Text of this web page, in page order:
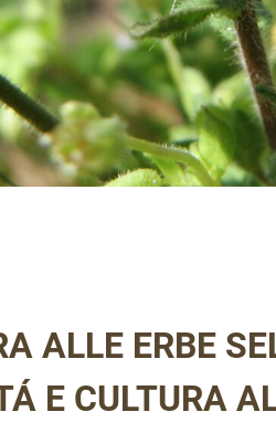
ALLE ERBE
E CULTURA